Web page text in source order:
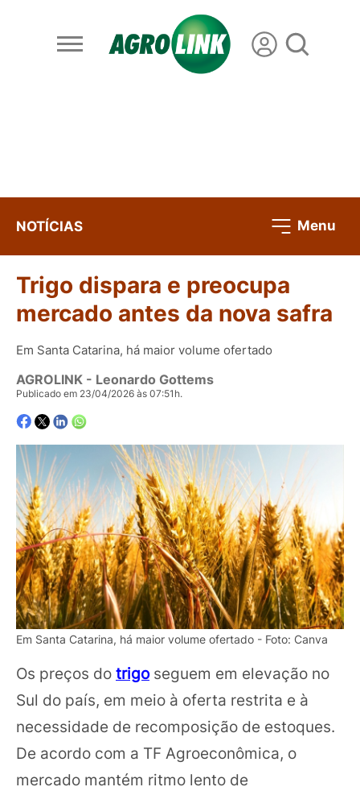
NOTÍCIAS Menu
Trigo dispara e preocupa
mercado antes da nova safra
Em Santa Catarina, há maior volume ofertado
AGROLINK - Leonardo Gottems
Publicado em 23/04/2026 às 07:51h.
Em Santa Catarina, há maior volume ofertado - Foto: Canva
Os preços do trigoseguem em elevação no
Sul do país, em meio à oferta restrita e à
necessidade de recomposição de estoques.
De acordo com a TF Agroeconômica, o
mercado mantém ritmo lento de